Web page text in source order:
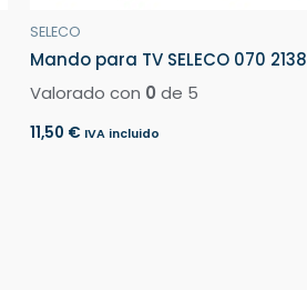
SELECO
Mando para TV SELECO 070 2138
Valorado con 0 de 5
11,50 € IVA incluido